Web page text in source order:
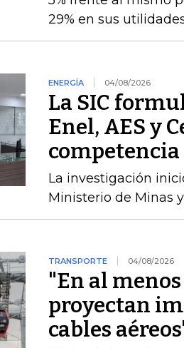
29% en sus
ENERGÍA 04/08/2026
La SIC
Enel, AES y
competencia
La investigación
Ministerio de Minas
TRANSPORTE 04/08/2026
"En al
proyectan
cables